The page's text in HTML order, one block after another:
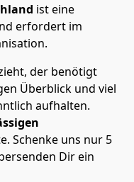
ist eine
erfordert im
der benötigt
Überblick und viel
aufhalten.
Schenke uns nur 5
Dir ein